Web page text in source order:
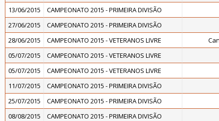
13/06/2015
CAMPEONATO 2015 - PRIMEIRA DIVISÃO
27/06/2015
CAMPEONATO 2015 - PRIMEIRA DIVISÃO
28/06/2015
CAMPEONATO 2015 - VETERANOS LIVRE
05/07/2015
CAMPEONATO 2015 - VETERANOS LIVRE
05/07/2015
CAMPEONATO 2015 - VETERANOS LIVRE
11/07/2015
CAMPEONATO 2015 - PRIMEIRA DIVISÃO
25/07/2015
CAMPEONATO 2015 - PRIMEIRA DIVISÃO
08/08/2015
CAMPEONATO 2015 - PRIMEIRA DIVISÃO